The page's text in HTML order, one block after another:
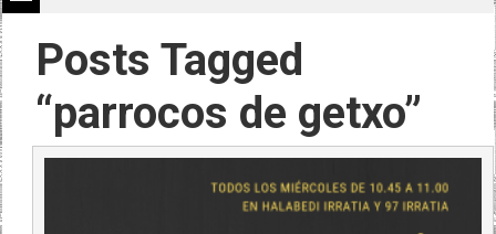
Posts Tagged
“parrocos de getxo”